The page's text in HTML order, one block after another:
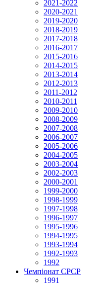
2021-2022
2020-2021
2019-2020
2018-2019
2017-2018
2016-2017
2015-2016
2014-2015
2013-2014
2012-2013
2011-2012
2010-2011
2009-2010
2008-2009
2007-2008
2006-2007
2005-2006
2004-2005
2003-2004
2002-2003
2000-2001
1999-2000
1998-1999
1997-1998
1996-1997
1995-1996
1994-1995
1993-1994
1992-1993
1992
Чемпіонат СРСР
1991